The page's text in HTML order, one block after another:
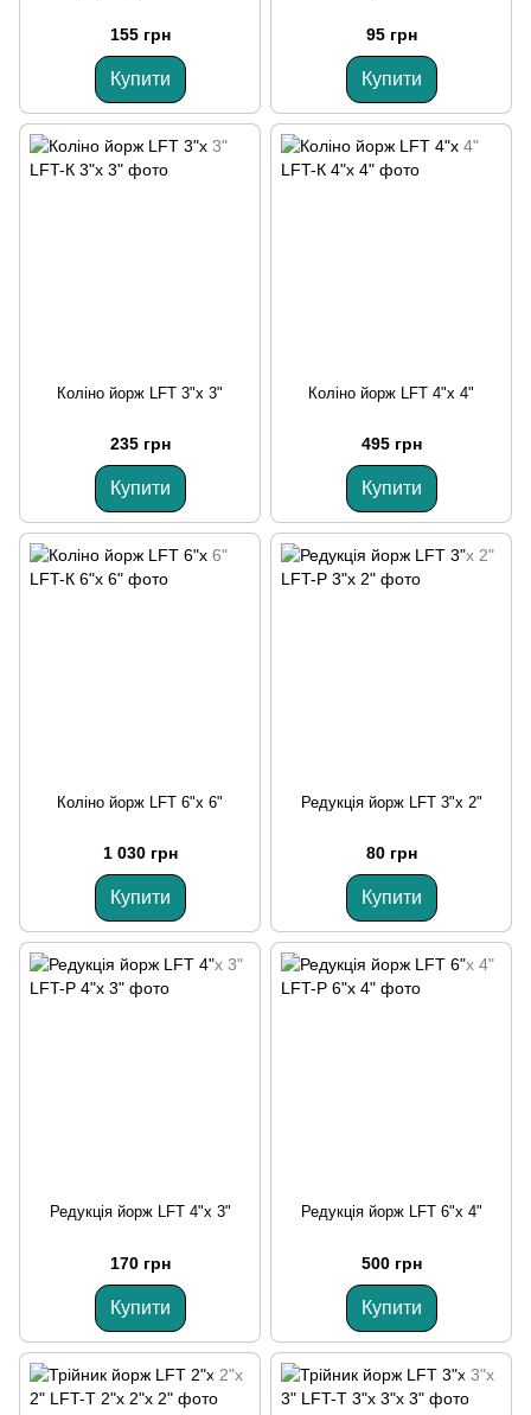
155 грн
Купити
95 грн
Купити
Коліно йорж LFT 3"х 3"
235 грн
Купити
Коліно йорж LFT 4"х 4"
495 грн
Купити
Коліно йорж LFT 6"х 6"
1 030 грн
Купити
Редукція йорж LFT 3"х 2"
80 грн
Купити
Редукція йорж LFT 4"х 3"
170 грн
Купити
Редукція йорж LFT 6"х 4"
500 грн
Купити